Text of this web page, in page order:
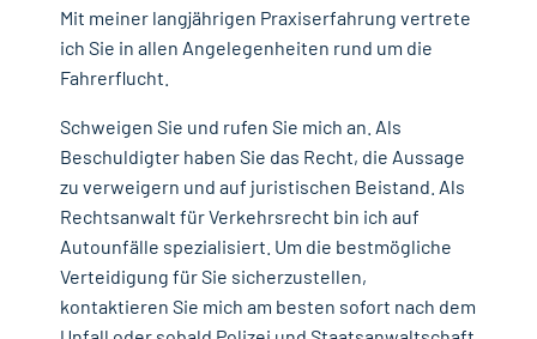
Mit meiner langjährigen Praxiserfahrung vertrete
ich Sie in allen Angelegenheiten rund um die
Fahrerflucht.
Schweigen Sie und rufen Sie mich an. Als
Beschuldigter haben Sie das Recht, die Aussage
zu verweigern und auf juristischen Beistand. Als
Rechtsanwalt für Verkehrsrecht bin ich auf
Autounfälle spezialisiert. Um die bestmögliche
Verteidigung für Sie sicherzustellen,
kontaktieren Sie mich am besten sofort nach dem